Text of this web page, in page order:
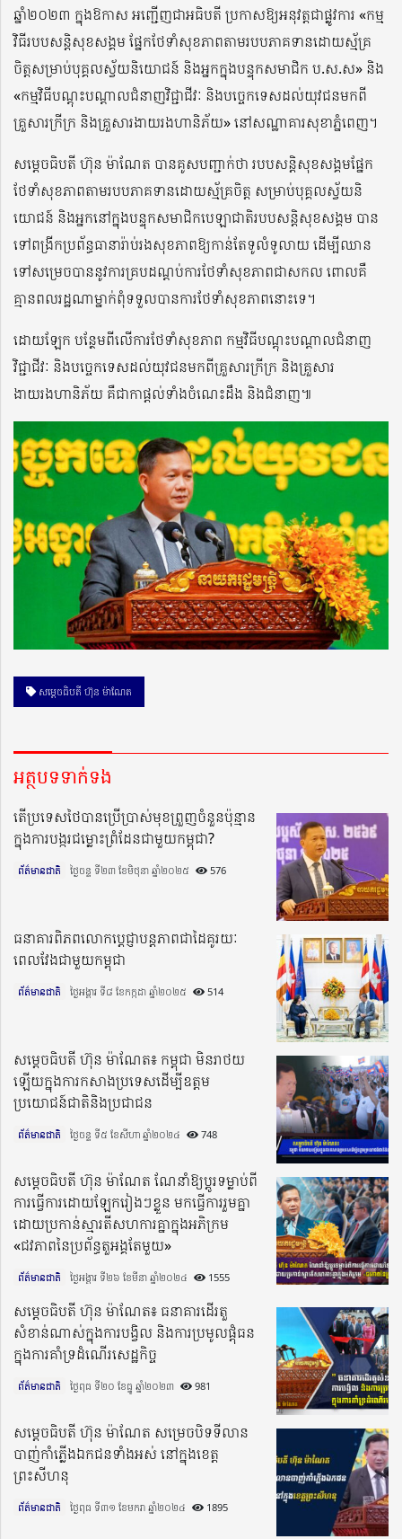
ឆ្នាំ២០២៣ ក្នុងឱកាស អញ្ជើញជាអធិបតី ប្រកាសឱ្យអនុវត្តជាផ្លូវការ «កម្ម
វិធីរបបសន្តិសុខសង្គម ផ្នែកថែទាំសុខភាពតាមរបបភាគទានដោយស្ម័គ្រ
ចិត្តសម្រាប់បុគ្គលស្វ័យនិយោជន៍ និងអ្នកក្នុងបន្ទុកសមាជិក ប.ស.ស» និង
«កម្មវិធីបណ្តុះបណ្តាលជំនាញវិជ្ជាជីវៈ និងបច្ចេកទេសដល់យុវជនមកពី
គ្រួសារក្រីក្រ និងគ្រួសារងាយរងហានិភ័យ» នៅសណ្ឋាគារសុខាភ្នំពេញ។
សម្តេចធិបតី ហ៊ុន ម៉ាណែត បានគូសបញ្ជាក់ថា របបសន្តិសុខសង្គមផ្នែក
ថែទាំសុខភាពតាមរបបភាគទានដោយស្ម័គ្រចិត្ត សម្រាប់បុគ្គលស្វ័យនិ
យោជន៍ និងអ្នកនៅក្នុងបន្ទុកសមាជិកបេឡាជាតិរបបសន្តិសុខសង្គម បាន
ទៅពង្រីកប្រព័ន្ធធានារ៉ាប់រងសុខភាពឱ្យកាន់តែទូលំទូលាយ ដើម្បីឈាន
ទៅសម្រេចបាននូវការគ្របដណ្ដប់ការថែទាំសុខភាពជាសកល ពោលគឺ
គ្មានពលរដ្ឋណាម្នាក់ពុំទទួលបានការថែទាំសុខភាពនោះទេ។
ដោយឡែក បន្ថែមពីលើការថែទាំសុខភាព កម្មវិធីបណ្តុះបណ្តាលជំនាញ
វិជ្ជាជីវៈ និងបច្ចេកទេសដល់យុវជនមកពីគ្រួសារក្រីក្រ និងគ្រួសារ
ងាយរងហានិភ័យ គឺជាកាផ្ដល់ទាំងចំណេះដឹង និងជំនាញ៕
សម្ដេចធិបតី ហ៊ុន ម៉ាណែត
អត្ថបទទាក់ទង
តើប្រទេសថៃបានប្រើប្រាស់មុខព្រួញចំនួនប៉ុន្មាន
ក្នុងការបង្ករជម្លោះព្រំដែនជាមួយកម្ពុជា?
ព័ត៌មានជាតិ ថ្ងៃចន្ទ ទី២៣ ខែមិថុនា ឆ្នាំ២០២៥​ 576
ធនាគារពិភពលោកប្ដេជ្ញាបន្តភាពជាដៃគូរយៈ
ពេលវែងជាមួយកម្ពុជា
ព័ត៌មានជាតិ ថ្ងៃអង្គារ ទី៨ ខែកក្កដា ឆ្នាំ២០២៥​ 514
សម្តេចធិបតី ហ៊ុន ម៉ាណែត៖ កម្ពុជា មិនរាថយ
ឡើយក្នុងការកសាងប្រទេសដើម្បីឧត្តម
ប្រយោជន៍ជាតិនិងប្រជាជន
ព័ត៌មានជាតិ ថ្ងៃចន្ទ ទី៥ ខែសីហា ឆ្នាំ២០២៤​ 748
សម្តេចធិបតី ហ៊ុន ម៉ាណែត ណែនាំឱ្យប្តូរទម្លាប់ពី
ការធ្វើការដោយឡែករៀងៗខ្លួន មកធ្វើការរួមគ្នា
ដោយប្រកាន់ស្មារតីសហការគ្នាក្នុងអភិក្រម
«ជវភាពនៃប្រព័ន្ធតួអង្គតែមួយ»
ព័ត៌មានជាតិ ថ្ងៃអង្គារ ទី២៦ ខែមីនា ឆ្នាំ២០២៤​ 1555
សម្តេចធិបតី ហ៊ុន ម៉ាណែត៖ ធនាគារដើរតួ
សំខាន់ណាស់ក្នុងការបង្វិល និងការប្រមូលផ្តុំធន
ក្នុងការគាំទ្រដំណើរសេដ្ឋកិច្ច
ព័ត៌មានជាតិ ថ្ងៃពុធ ទី២០ ខែធ្នូ ឆ្នាំ២០២៣​ 981
សម្ដេចធិបតី ហ៊ុន ម៉ាណែត សម្រេចបិទទីលាន
បាញ់កាំភ្លើងឯកជនទាំងអស់ នៅក្នុងខេត្ត
ព្រះសីហនុ
ព័ត៌មានជាតិ ថ្ងៃពុធ ទី៣១ ខែមករា ឆ្នាំ២០២៤​ 1895